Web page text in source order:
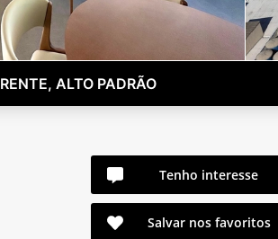
ALTO PADRÃO
Tenho interesse
Salvar nos favoritos